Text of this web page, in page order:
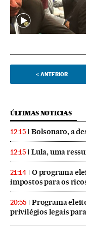
< ANTERIOR
ÚLTIMAS NOTICIAS
12:15 Bolsonaro, a
12:15 Lula, uma
21:14
O programa
impostos para os
20:55
Programa
privilégios legais